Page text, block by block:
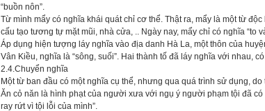
“buồn nôn”.
Từ mình mẩy có nghĩa khái quát chỉ cơ thể. Thật ra, mẩy là một từ
cấu tạo tương tự mặt mũi, nhà cửa, .. Ngày nay, mẩy chỉ có nghĩa “to
Áp dụng hiện tượng láy nghĩa vào địa danh Hà La, một thôn của
Vân Kiều, nghĩa là “sông, suối”. Hai thành tố đã láy nghĩa với nhau, có
2.4.Chuyển nghĩa
Một từ ban đầu có một nghĩa cụ thể, nhưng qua quá trình sử dụng,
Ăn cỏ năn là hình phạt của người xưa với ngụ ý người phạm tội đã
ray rứt vì tội lỗi của mình”.